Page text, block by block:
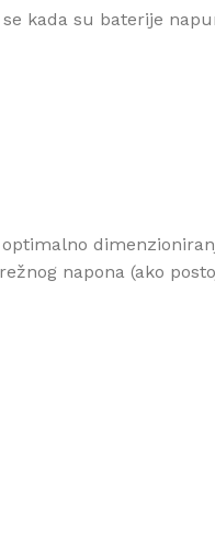
kada su baterije
napona (ako